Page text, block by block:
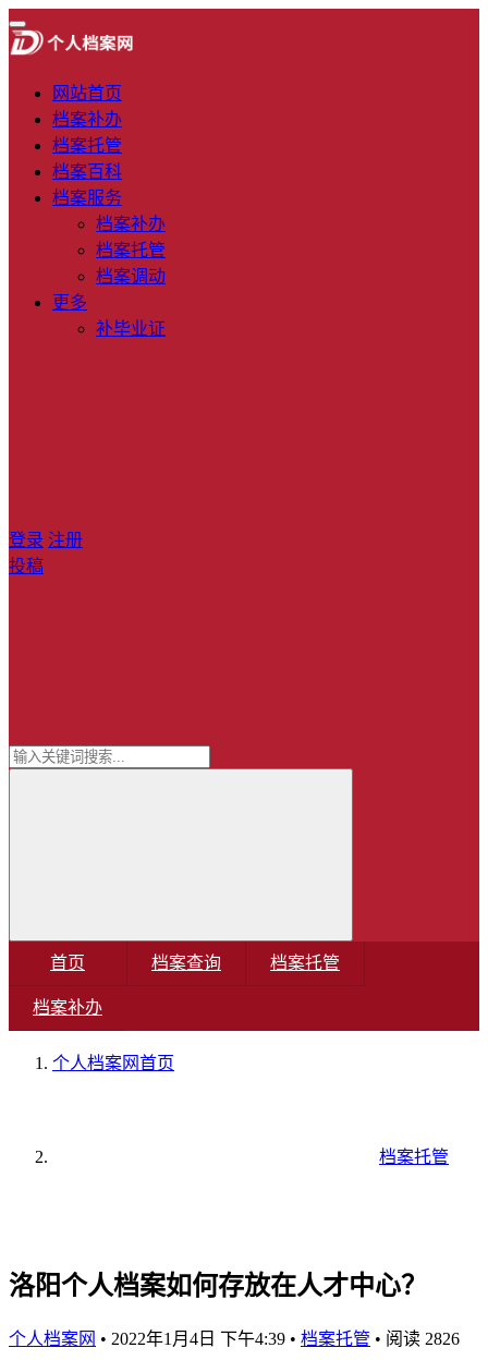
网站首页
档案补办
档案托管
档案百科
档案服务
档案补办
档案托管
档案调动
更多
补毕业证
登录 注册
投稿
首页 档案查询 档案托管
档案补办
个人档案网首页
档案托管
洛阳个人档案如何存放在人才中心？
个人档案网 • 2022年1月4日 下午4:39 • 档案托管 • 阅读 2826